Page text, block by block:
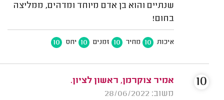
שנתיים והוא בן אדם מיוחד ומדהים, ממליצה
בחום!
איכות 10 מחיר 10 זמנים 10 יחס 10
אמיר צוקרמן, ראשון לציון.
משוב: 28/06/2022
10